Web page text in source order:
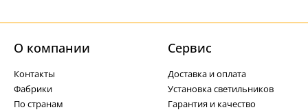
О компании
Контакты
Фабрики
По странам
Cервис
Доставка и оплата
Установка светильников
Гарантия и качество